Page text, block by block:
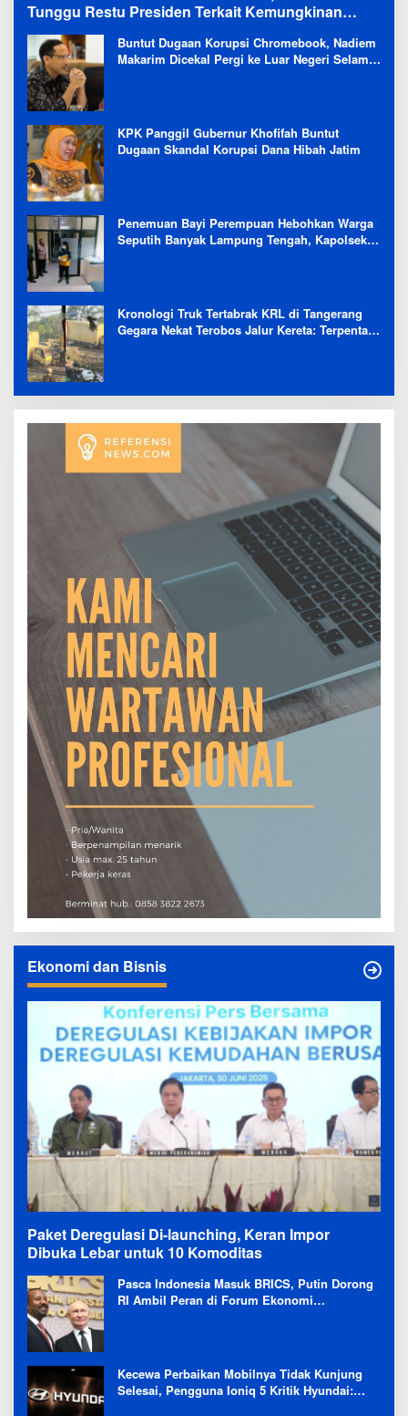
Tunggu Restu Presiden Terkait Kemungkinan
Evaluasi Besar
Buntut Dugaan Korupsi Chromebook, Nadiem
Makarim Dicekal Pergi ke Luar Negeri Selama
KPK Panggil Gubernur Khofifah Buntut
Dugaan Skandal Korupsi Dana Hibah Jatim
Penemuan Bayi Perempuan Hebohkan Warga
Seputih Banyak Lampung Tengah, Kapolsek:
Kronologi Truk Tertabrak KRL di Tangerang
Gegara Nekat Terobos Jalur Kereta: Terpental,
Ekonomi dan Bisnis
Paket Deregulasi Di-launching, Keran Impor
Dibuka Lebar untuk 10 Komoditas
Pasca Indonesia Masuk BRICS, Putin Dorong
RI Ambil Peran di Forum Ekonomi
Kecewa Perbaikan Mobilnya Tidak Kunjung
Selesai, Pengguna Ioniq 5 Kritik Hyundai: